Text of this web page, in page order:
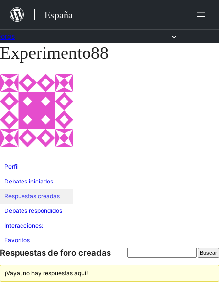
Saltar
contenido
España
Saltar
contenido
Experimento88
Perfil
Debates iniciados
Respuestas creadas
Debates respondidos
Interacciones:
Favoritos
Respuestas de foro creadas
¡Vaya, no hay respuestas aquí!